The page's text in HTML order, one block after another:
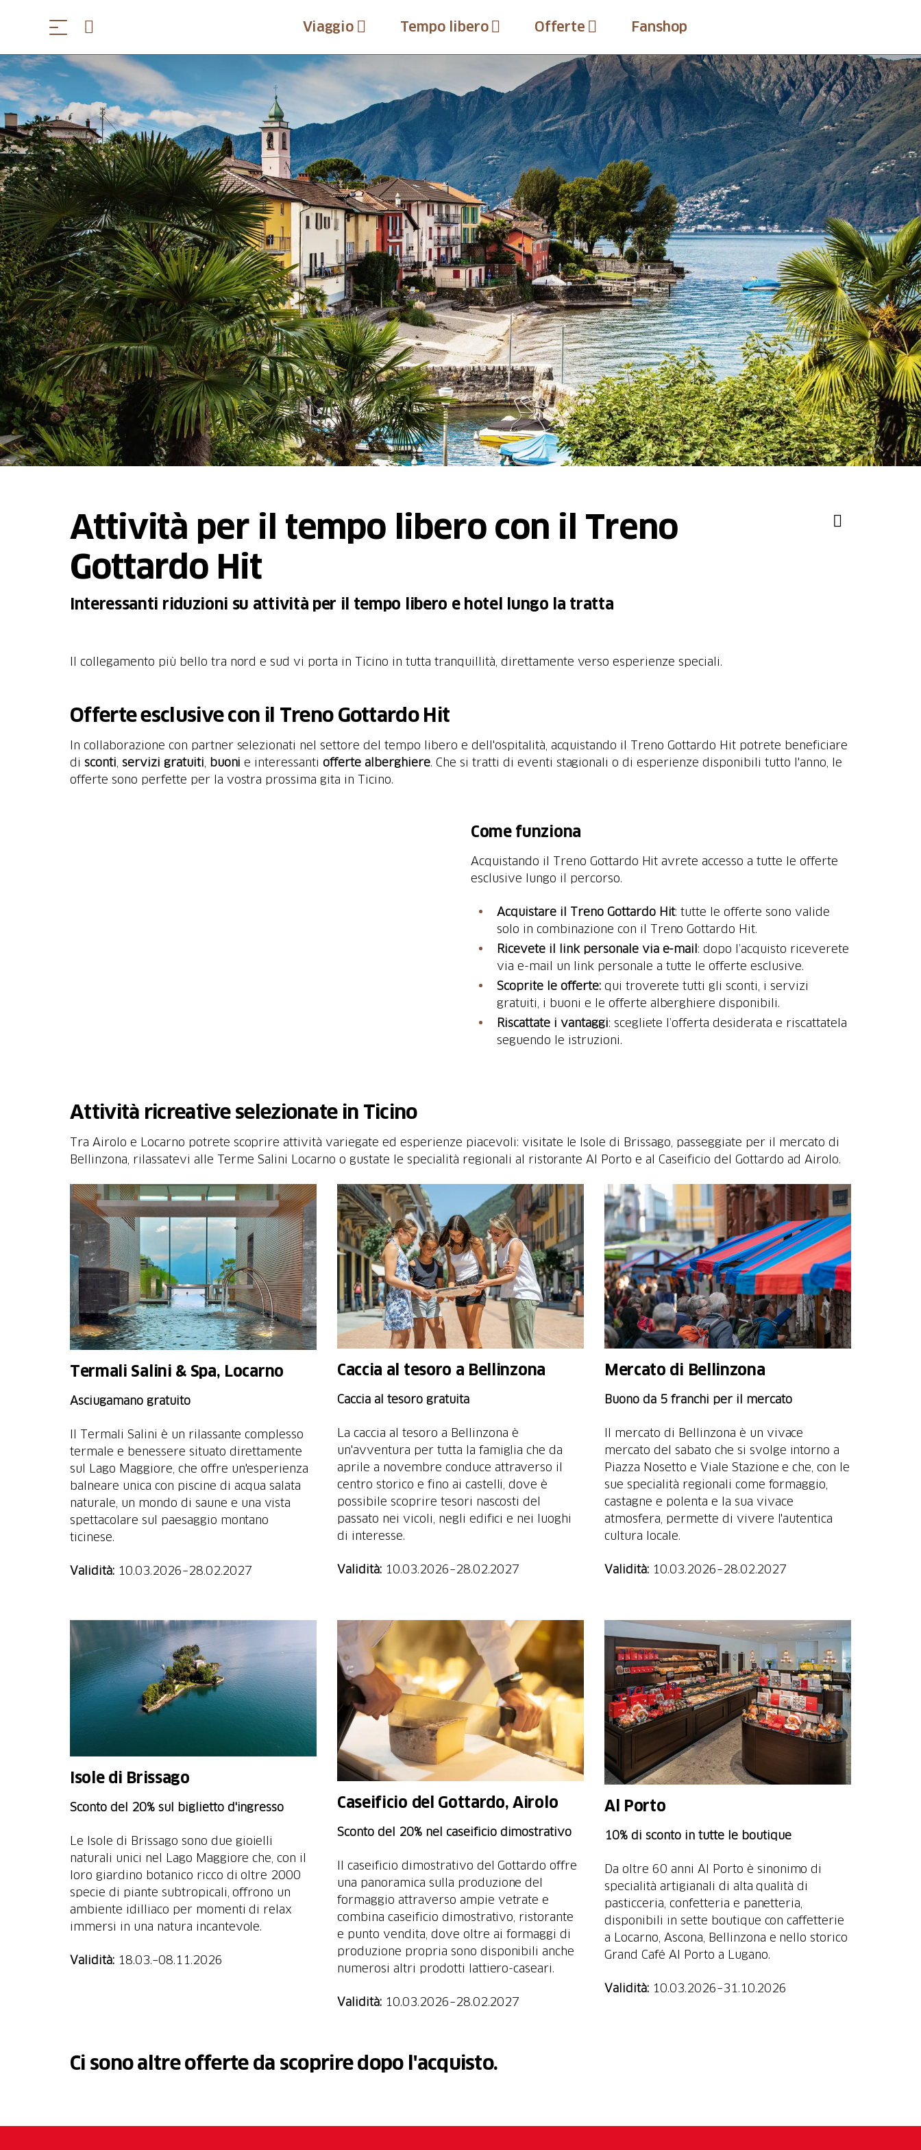
Viaggio Tempo libero Offerte Fanshop
Attività per il tempo libero con il Treno
Gottardo Hit
Interessanti riduzioni su attività per il tempo libero e hotel lungo la tratta
Il collegamento più bello tra nord e sud vi porta in Ticino in tutta tranquillità, direttamente verso esperienze speciali.
Offerte esclusive con il Treno Gottardo Hit
In collaborazione con partner selezionati nel settore del tempo libero e dell'ospitalità, acquistando il Treno Gottardo Hit potrete beneficiare
di sconti servizi gratuiti buoni e interessantiofferte alberghiere. Che si tratti di eventi stagionali o di esperienze disponibili tutto l'anno, le
offerte sono perfette per la vostra prossima gita in Ticino.
Come funziona
Acquistando il Treno Gottardo Hit avrete accesso a tutte le offerte
esclusive lungo il percorso.
Acquistare il Treno Gottardo Hit: tutte le offerte sono valide
solo in combinazione con il Treno Gottardo Hit.
Ricevete il link personale via e-mail: dopo l’acquisto riceverete
via e-mail un link personale a tutte le offerte esclusive.
Scoprite le offerte: qui troverete tutti gli sconti, i servizi
gratuiti, i buoni e le offerte alberghiere disponibili.
Riscattate i vantaggi: scegliete l’offerta desiderata e riscattatela
seguendo le istruzioni.
Attività ricreative selezionate in Ticino
Tra Airolo e Locarno potrete scoprire attività variegate ed esperienze piacevoli: visitate le Isole di Brissago, passeggiate per il mercato di
Bellinzona, rilassatevi alle Terme Salini Locarno o gustate le specialità regionali al ristorante Al Porto e al Caseificio del Gottardo ad Airolo.
Termali Salini & Spa, Locarno
Asciugamano gratuito
Il Termali Salini è un rilassante complesso
termale e benessere situato direttamente
sul Lago Maggiore, che offre un'esperienza
balneare unica con piscine di acqua salata
naturale, un mondo di saune e una vista
spettacolare sul paesaggio montano
ticinese.
Validità: 10.03.2026–28.02.2027
Caccia al tesoro a Bellinzona
Caccia al tesoro gratuita
La caccia al tesoro a Bellinzona è
un'avventura per tutta la famiglia che da
aprile a novembre conduce attraverso il
centro storico e fino ai castelli, dove è
possibile scoprire tesori nascosti del
passato nei vicoli, negli edifici e nei luoghi
di interesse.
Validità: 10.03.2026–28.02.2027
Mercato di Bellinzona
Buono da 5 franchi per il mercato
Il mercato di Bellinzona è un vivace
mercato del sabato che si svolge intorno a
Piazza Nosetto e Viale Stazione e che, con le
sue specialità regionali come formaggio,
castagne e polenta e la sua vivace
atmosfera, permette di vivere l'autentica
cultura locale.
Validità: 10.03.2026–28.02.2027
Isole di Brissago
Sconto del 20% sul biglietto d'ingresso
Le Isole di Brissago sono due gioielli
naturali unici nel Lago Maggiore che, con il
loro giardino botanico ricco di oltre 2000
specie di piante subtropicali, offrono un
ambiente idilliaco per momenti di relax
immersi in una natura incantevole.
Validità: 18.03.–08.11.2026
Caseificio del Gottardo, Airolo
Sconto del 20% nel caseificio dimostrativo
Il caseificio dimostrativo del Gottardo offre
una panoramica sulla produzione del
formaggio attraverso ampie vetrate e
combina caseificio dimostrativo, ristorante
e punto vendita, dove oltre ai formaggi di
produzione propria sono disponibili anche
numerosi altri prodotti lattiero-caseari.
Validità: 10.03.2026–28.02.2027
Al Porto
10% di sconto in tutte le boutique
Da oltre 60 anni Al Porto è sinonimo di
specialità artigianali di alta qualità di
pasticceria, confetteria e panetteria,
disponibili in sette boutique con caffetterie
a Locarno, Ascona, Bellinzona e nello storico
Grand Café Al Porto a Lugano.
Validità: 10.03.2026–31.10.2026
Ci sono altre offerte da scoprire dopo l'acquisto.